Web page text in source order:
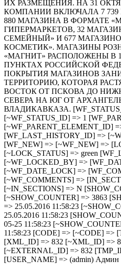
ИХ РАЗМЕЩЕНИЯ. НА 31
КОМПАНИИ ВКЛЮЧАЛА 7 739
880 МАГАЗИНА В ФОРМАТЕ
ГИПЕРМАРКЕТОВ, 32
СЕМЕЙНЫЙ» И 677
КОСМЕТИК». МАГАЗИНЫ
«МАГНИТ» РАСПОЛОЖЕНЫ В
ПУНКТАХ РОССИЙСКОЙ
ПОКРЫТИЯ МАГАЗИНОВ
ТЕРРИТОРИЮ, КОТОРАЯ
ВОСТОК ОТ ПСКОВА ДО
СЕВЕРА НА ЮГ ОТ
ВЛАДИКАВКАЗА.
[~WF_STATUS_ID] => 1
[~WF_PARENT_ELEMENT_ID]
[WF_LAST_HISTORY_ID] =>
[WF_NEW] => [~WF_NEW] =>
[~LOCK_STATUS] => green
[~WF_LOCKED_BY] =>
[~WF_DATE_LOCK] =>
[~WF_COMMENTS] =>
[~IN_SECTIONS] => N
[~SHOW_COUNTER] => 3863
=> 25.05.2016 11:58:23
25.05.2016 11:58:23
05-25 11:58:23
11:58:23 [CODE] => [~CODE] =>
[XML_ID] => 832 [~XML_ID] =>
[~EXTERNAL_ID] => 832
[USER_NAME] => (admin)